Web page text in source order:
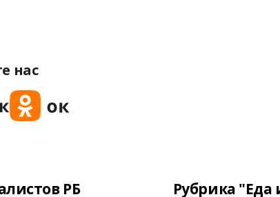
нас
РБ Рубрика